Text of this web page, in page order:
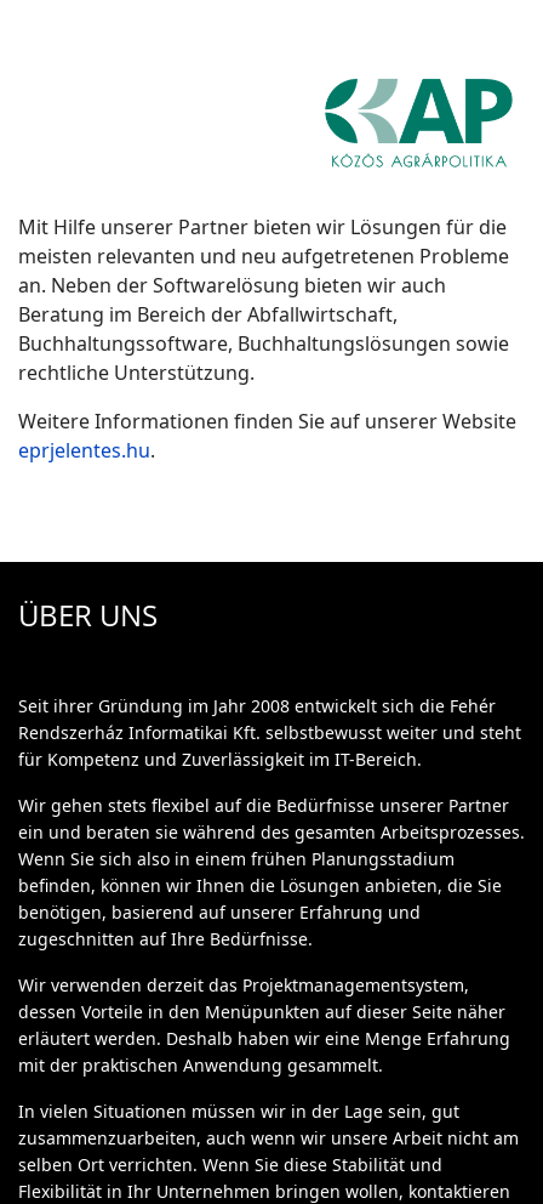
Mit Hilfe unserer Partner bieten wir Lösungen für die
meisten relevanten und neu aufgetretenen Probleme
an. Neben der Softwarelösung bieten wir auch
Beratung im Bereich der Abfallwirtschaft,
Buchhaltungssoftware, Buchhaltungslösungen sowie
rechtliche Unterstützung.
Weitere Informationen finden Sie auf unserer Website
eprjelentes.hu.
ÜBER UNS
Seit ihrer Gründung im Jahr 2008 entwickelt sich die Fehér
Rendszerház Informatikai Kft. selbstbewusst weiter und steht
für Kompetenz und Zuverlässigkeit im IT-Bereich.
Wir gehen stets flexibel auf die Bedürfnisse unserer Partner
ein und beraten sie während des gesamten Arbeitsprozesses.
Wenn Sie sich also in einem frühen Planungsstadium
befinden, können wir Ihnen die Lösungen anbieten, die Sie
benötigen, basierend auf unserer Erfahrung und
zugeschnitten auf Ihre Bedürfnisse.
Wir verwenden derzeit das Projektmanagementsystem,
dessen Vorteile in den Menüpunkten auf dieser Seite näher
erläutert werden. Deshalb haben wir eine Menge Erfahrung
mit der praktischen Anwendung gesammelt.
In vielen Situationen müssen wir in der Lage sein, gut
zusammenzuarbeiten, auch wenn wir unsere Arbeit nicht am
selben Ort verrichten. Wenn Sie diese Stabilität und
Flexibilität in Ihr Unternehmen bringen wollen, kontaktieren